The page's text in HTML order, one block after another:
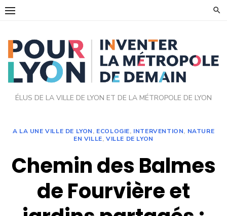
Skip
ÉLUS DE LA VILLE DE LYON ET DE LA MÉTROPOLE DE LYON
A LA UNE VILLE DE LYON, ECOLOGIE, INTERVENTION, NATURE
EN VILLE,VILLE DE LYON
Chemin des Balmes
de Fourvière et